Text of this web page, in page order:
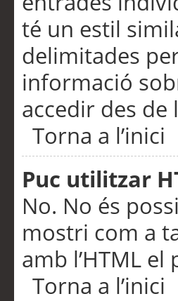
té un estil
delimitades
informació
accedir des de
Torna a l’inici
Puc utilitzar
No. No és
mostri com a
amb l’HTML
Torna a l’inici